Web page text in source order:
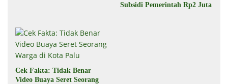
Subsidi Pemerintah Rp2 Juta
Cek Fakta: Tidak Benar
Video Buaya Seret Seorang